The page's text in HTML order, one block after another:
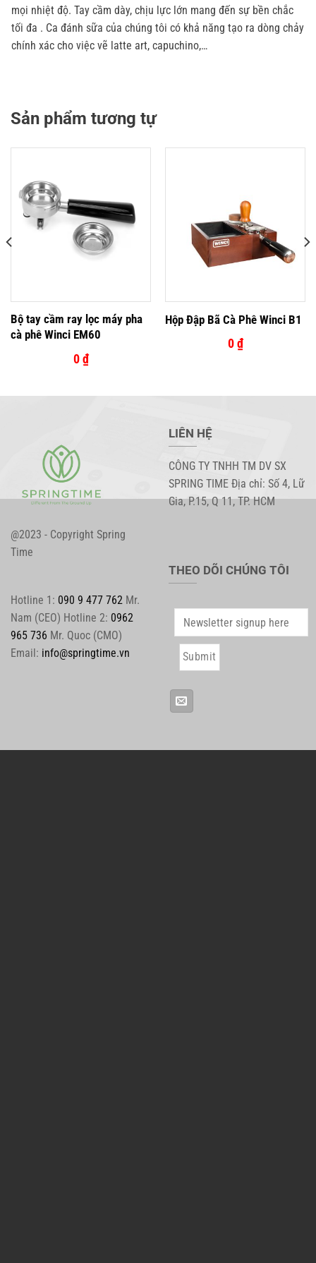
mọi nhiệt độ. Tay cầm dày, chịu lực lớn mang đến sự bền chắc
tối đa . Ca đánh sữa của chúng tôi có khả năng tạo ra dòng chảy
chính xác cho việc vẽ latte art, capuchino,…
Sản phẩm tương tự
Bộ tay cầm ray lọc máy pha
cà phê Winci EM60
0₫
Hộp Đập Bã Cà Phê Winci B1
0₫
@2023 - Copyright Spring
Time
LIÊN HỆ
CÔNG TY TNHH TM DV SX
SPRING TIME Địa chỉ: Số 4, Lữ
Gia, P.15, Q 11, TP. HCM
Hotline 1: 090 9 477 762 Mr.
Nam (CEO) Hotline 2: 0962
965 736 Mr. Quoc (CMO)
Email: info@springtime.vn
THEO DÕI CHÚNG TÔI